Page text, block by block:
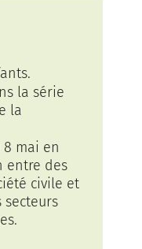
la série
la
mai en
entre des
civile et
secteurs